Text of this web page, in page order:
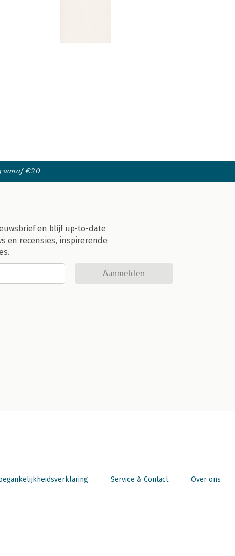
vanaf €20
en blijf up-to-date
en recensies, inspirerende
Aanmelden
Service & Contact Over ons